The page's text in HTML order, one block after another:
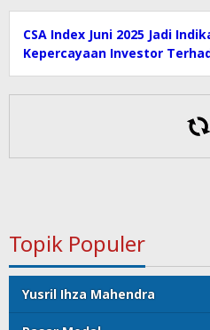
CSA Index Juni 2025 Jadi
Kepercayaan Investor
Topik Populer
Yusril Ihza Mahendra